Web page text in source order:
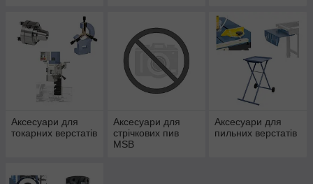
Аксесуари для
токарних верстатів
Аксесуари для
стрічкових пив
MSB
Аксесуари для
пильних верстатів